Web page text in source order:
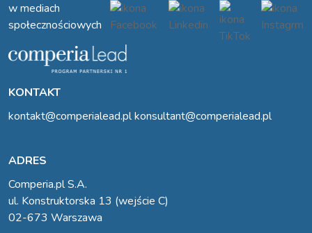
w mediach
społecznościowych
ADRES
Comperia.pl S.A.
ul. Konstruktorska 13 (wejście C)
02-673 Warszawa
KONTAKT
kontakt@comperialead.plkonsultant@comperialead.pl